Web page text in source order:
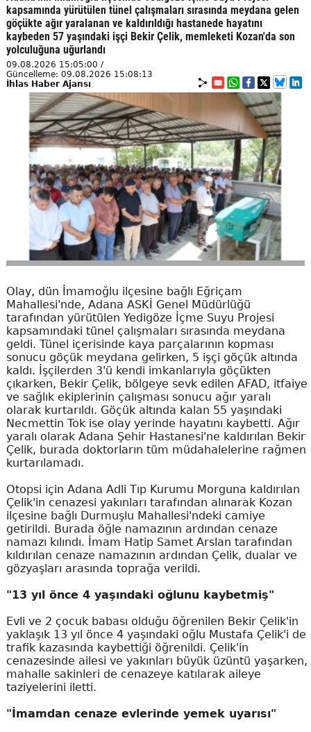
kapsamında yürütülen tünel çalışmaları sırasında meydana gelen
göçükte ağır yaralanan ve kaldırıldığı hastanede hayatını
kaybeden 57 yaşındaki işçi Bekir Çelik, memleketi Kozan'da son
yolculuğuna uğurlandı
09.08.2026 15:05:00 /
Güncelleme: 09.08.2026 15:08:13
İhlas Haber Ajansı
Olay, dün İmamoğlu ilçesine bağlı Eğriçam
Mahallesi'nde, Adana ASKİ Genel Müdürlüğü
tarafından yürütülen Yedigöze İçme Suyu Projesi
kapsamındaki tünel çalışmaları sırasında meydana
geldi. Tünel içerisinde kaya parçalarının kopması
sonucu göçük meydana gelirken, 5 işçi göçük altında
kaldı. İşçilerden 3'ü kendi imkanlarıyla göçükten
çıkarken, Bekir Çelik, bölgeye sevk edilen AFAD, itfaiye
ve sağlık ekiplerinin çalışması sonucu ağır yaralı
olarak kurtarıldı. Göçük altında kalan 55 yaşındaki
Necmettin Tok ise olay yerinde hayatını kaybetti. Ağır
yaralı olarak Adana Şehir Hastanesi'ne kaldırılan Bekir
Çelik, burada doktorların tüm müdahalelerine rağmen
kurtarılamadı.
Otopsi için Adana Adli Tıp Kurumu Morguna kaldırılan
Çelik'in cenazesi yakınları tarafından alınarak Kozan
ilçesine bağlı Durmuşlu Mahallesi'ndeki camiye
getirildi. Burada öğle namazının ardından cenaze
namazı kılındı. İmam Hatip Samet Arslan tarafından
kıldırılan cenaze namazının ardından Çelik, dualar ve
gözyaşları arasında toprağa verildi.
"13 yıl önce 4 yaşındaki oğlunu kaybetmiş"
Evli ve 2 çocuk babası olduğu öğrenilen Bekir Çelik'in
yaklaşık 13 yıl önce 4 yaşındaki oğlu Mustafa Çelik'i de
trafik kazasında kaybettiği öğrenildi. Çelik'in
cenazesinde ailesi ve yakınları büyük üzüntü yaşarken,
mahalle sakinleri de cenazeye katılarak aileye
taziyelerini iletti.
"İmamdan cenaze evlerinde yemek uyarısı"